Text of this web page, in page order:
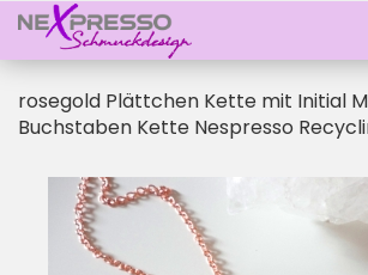
rosegold Plättchen Kette mit Initial
Buchstaben Kette Nespresso